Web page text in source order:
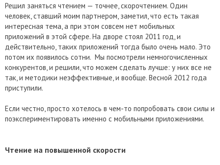
Решил заняться чтением — точнее, скорочтением. Один
человек, ставший моим партнером, заметил, что есть такая
интересная тема, а при этом совсем нет мобильных
приложений в этой сфере. На дворе стоял 2011 год, и
действительно, таких приложений тогда было очень мало. Это
потом их появилось сотни. Мы посмотрели немногочисленных
конкурентов, и решили, что можем сделать лучше: у них все не
так, и методики неэффективные, и вообще. Весной 2012 года
приступили.
Если честно, просто хотелось в чем-то попробовать свои силы и
поэкспериментировать именно с мобильными приложениями.
Чтение на повышенной скорости